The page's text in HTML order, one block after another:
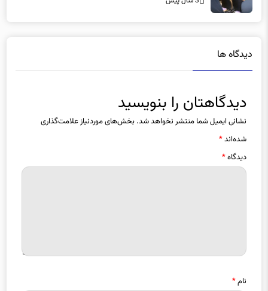
دیدگاه ها
دیدگاهتان را بنویسید
نشانی ایمیل شما منتشر نخواهد شد. بخش‌های موردنیاز علامت‌گذاری
شده‌اند*
دیدگاه*
نام*